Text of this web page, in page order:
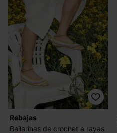
Rebajas
Bailarinas de crochet a rayas